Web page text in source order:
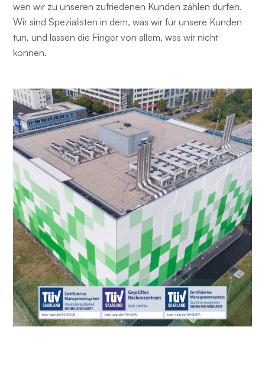
wen wir zu unseren zufriedenen Kunden zählen dürfen.
Wir sind Spezialisten in dem, was wir für unsere Kunden
tun, und lassen die Finger von allem, was wir nicht
können.